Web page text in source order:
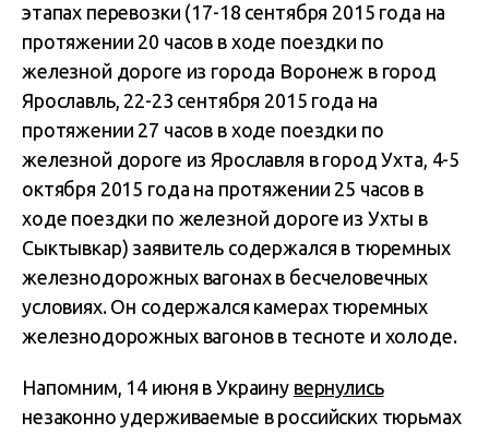
этапах перевозки (17-18 сентября 2015 года на
протяжении 20 часов в ходе поездки по
железной дороге из города Воронеж в город
Ярославль, 22-23 сентября 2015 года на
протяжении 27 часов в ходе поездки по
железной дороге из Ярославля в город Ухта, 4-5
октября 2015 года на протяжении 25 часов в
ходе поездки по железной дороге из Ухты в
Сыктывкар) заявитель содержался в тюремных
железнодорожных вагонах в бесчеловечных
условиях. Он содержался камерах тюремных
железнодорожных вагонов в тесноте и холоде.
Напомним, 14 июня в Украину вернулись
незаконно удерживаемые в российских тюрьмах